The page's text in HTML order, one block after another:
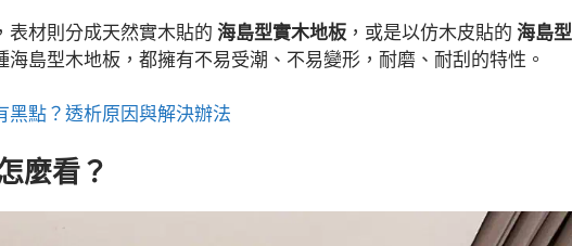
表材則分成天然實木貼的 海島型實木地板 ，或是以仿木皮貼的 海島型
海島型木地板，都擁有不易受潮、不易變形，耐磨、耐刮的特性。
黑點？透析原因與解決辦法
麼看？